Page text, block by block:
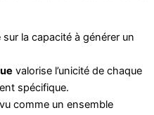
sur la capacité à générer un
valorise l’unicité de chaque
spécifique.
comme un ensemble